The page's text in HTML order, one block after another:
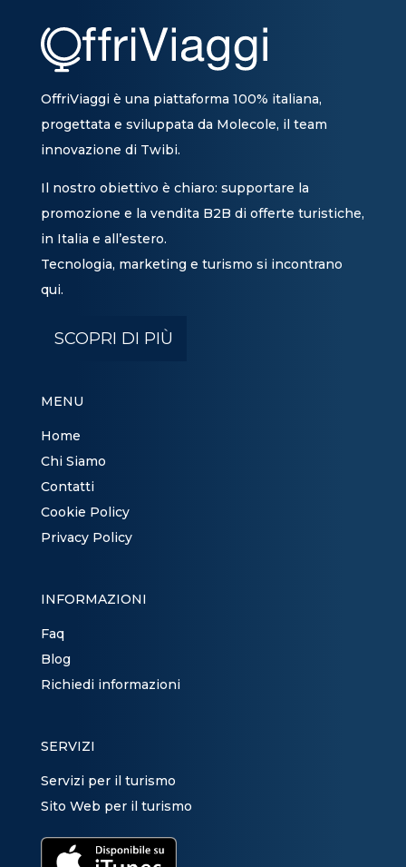
OffriViaggi è una piattaforma 100% italiana,
progettata e sviluppata da Molecole, il team
innovazione di Twibi.
Il nostro obiettivo è chiaro: supportare la
promozione e la vendita B2B di offerte turistiche,
in Italia e all’estero.
Tecnologia, marketing e turismo si incontrano
qui.
SCOPRI DI PIÙ
MENU
Home
Chi Siamo
Contatti
Cookie Policy
Privacy Policy
INFORMAZIONI
Faq
Blog
Richiedi informazioni
SERVIZI
Servizi per il turismo
Sito Web per il turismo